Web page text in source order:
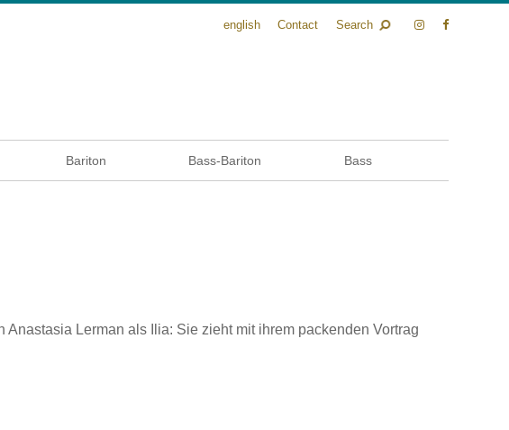
english Contact Search
Bariton Bass-Bariton Bass
Lerman als Ilia: Sie zieht mit ihrem packenden Vortrag